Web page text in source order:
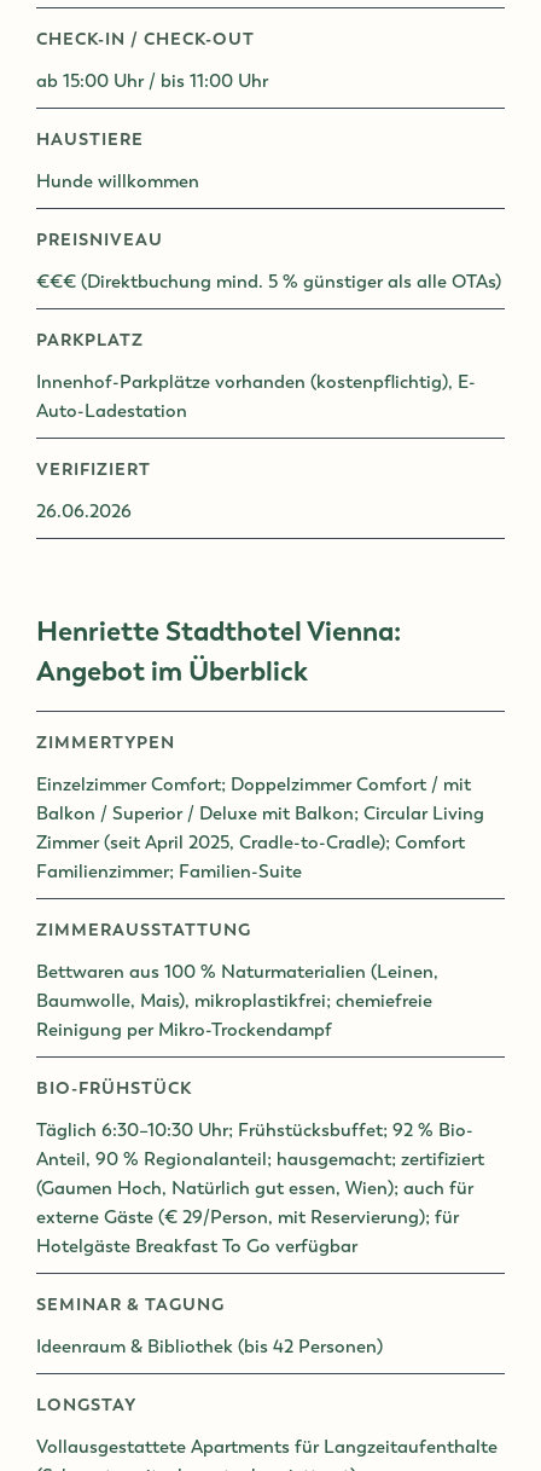
CHECK-IN / CHECK-OUT
ab 15:00 Uhr / bis 11:00 Uhr
HAUSTIERE
Hunde willkommen
PREISNIVEAU
€€€ (Direktbuchung mind. 5 % günstiger als alle OTAs)
PARKPLATZ
Innenhof-Parkplätze vorhanden (kostenpflichtig), E-
Auto-Ladestation
VERIFIZIERT
26.06.2026
Henriette Stadthotel Vienna:
Angebot im Überblick
ZIMMERTYPEN
Einzelzimmer Comfort; Doppelzimmer Comfort / mit
Balkon / Superior / Deluxe mit Balkon; Circular Living
Zimmer (seit April 2025, Cradle-to-Cradle); Comfort
Familienzimmer; Familien-Suite
ZIMMERAUSSTATTUNG
Bettwaren aus 100 % Naturmaterialien (Leinen,
Baumwolle, Mais), mikroplastikfrei; chemiefreie
Reinigung per Mikro-Trockendampf
BIO-FRÜHSTÜCK
Täglich 6:30–10:30 Uhr; Frühstücksbuffet; 92 % Bio-
Anteil, 90 % Regionalanteil; hausgemacht; zertifiziert
(Gaumen Hoch, Natürlich gut essen, Wien); auch für
externe Gäste (€ 29/Person, mit Reservierung); für
Hotelgäste Breakfast To Go verfügbar
SEMINAR & TAGUNG
Ideenraum & Bibliothek (bis 42 Personen)
LONGSTAY
Vollausgestattete Apartments für Langzeitaufenthalte